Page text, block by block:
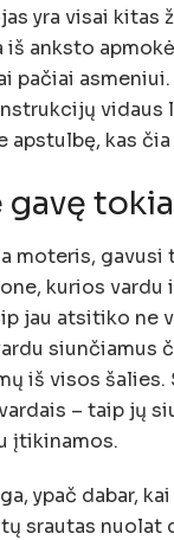
yra visai kitas
anksto
pačiai
vidaus
apstulbę, kas čia
gavę
moteris, gavusi
kurios vardu
jau atsitiko ne
siunčiamus
iš visos šalies.
– taip jų
įtikinamos.
ypač dabar,
srautas nuolat